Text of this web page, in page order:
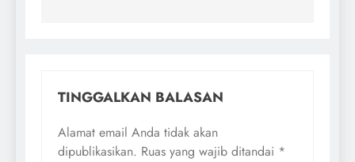
TINGGALKAN BALASAN
Alamat email Anda tidak akan
dipublikasikan. Ruas yang wajib ditandai *